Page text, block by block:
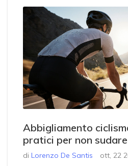
Abbigliamento
pratici per non
di Lorenzo De Santis ott, 22